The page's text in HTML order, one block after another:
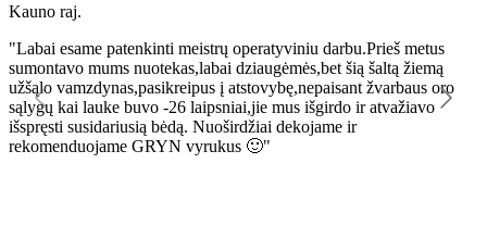
Kauno raj.
"Labai esame patenkinti meistrų operatyviniu darbu.Prieš metus
sumontavo mums nuotekas,labai dziaugėmės,bet šią šaltą žiemą
užšąlo vamzdynas,pasikreipus į atstovybę,nepaisant žvarbaus oro
sąlygų kai lauke buvo -26 laipsniai,jie mus išgirdo ir atvažiavo
išspręsti susidariusią bėdą. Nuoširdžiai dekojame ir
rekomenduojame GRYN vyrukus 🙂"